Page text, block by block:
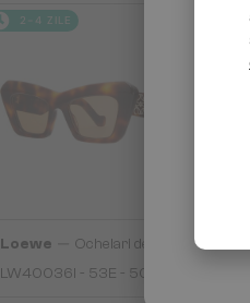
2-4 ZILE
Loewe
Ochelari de soare
LW40036I - 53E - 50